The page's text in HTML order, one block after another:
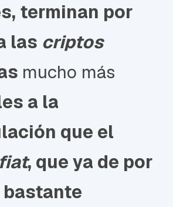
terminan por
las criptos
mucho más
a la
que el
fiat, que ya de por